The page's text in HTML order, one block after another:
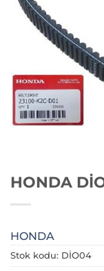
HONDA
HONDA
Stok kodu: DİO04